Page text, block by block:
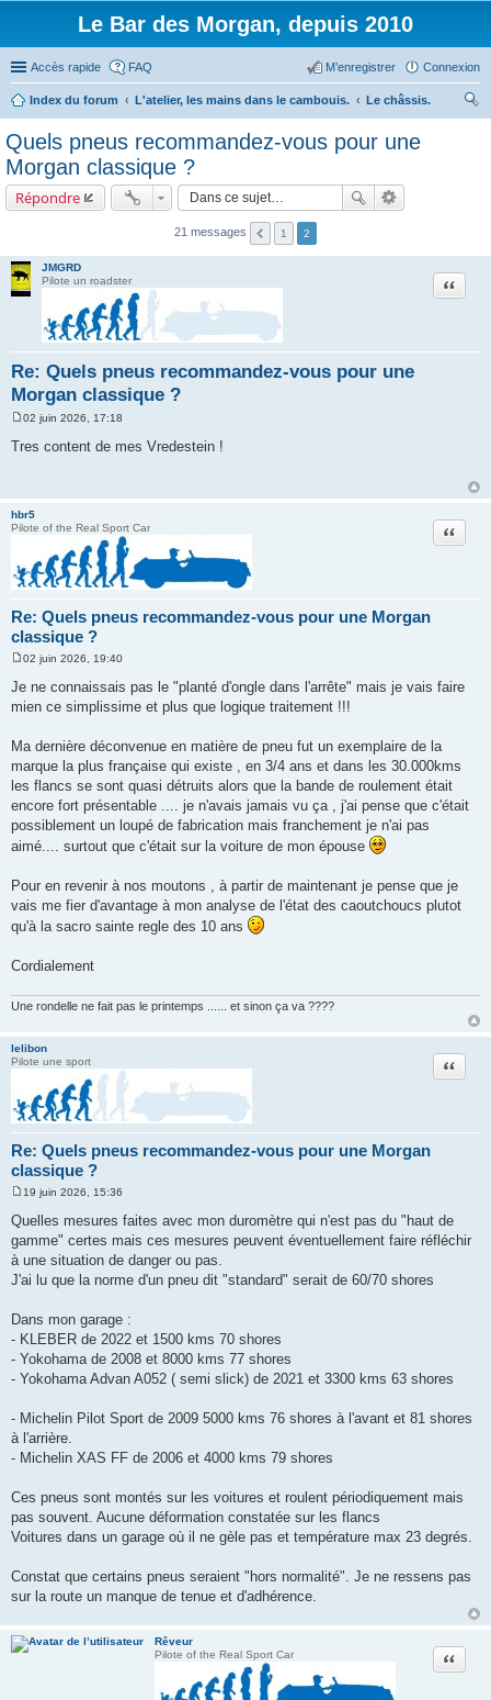
Le Bar des Morgan, depuis 2010
Accès rapide FAQ Connexion
M’enregistrer
Index du forum L'atelier, les mains dans le cambouis.
Le châssis.
Quels pneus recommandez-vous pour une
Morgan classique ?
Répondre
21 messages 1 2
JMGRD
Pilote un roadster
Re: Quels pneus recommandez-vous pour une
Morgan classique ?
Citation
s
02 juin 2026, 17:18
Tres content de mes Vredestein !
hbr5
Pilote of the Real Sport Car
Re: Quels pneus recommandez-vous pour une Morgan
classique ?
Citation
s
s
e
02 juin 2026, 19:40
Je ne connaissais pas le "planté d'ongle dans l'arrête" mais je vais faire
mien ce simplissime et plus que logique traitement !!!
Ma dernière déconvenue en matière de pneu fut un exemplaire de la
marque la plus française qui existe , en 3/4 ans et dans les 30.000kms
les flancs se sont quasi détruits alors que la bande de roulement était
encore fort présentable .... je n'avais jamais vu ça , j'ai pense que c'était
possiblement un loupé de fabrication mais franchement je n'ai pas
aimé.... surtout que c'était sur la voiture de mon épouse
Pour en revenir à nos moutons , à partir de maintenant je pense que je
vais me fier d'avantage à mon analyse de l'état des caoutchoucs plutot
qu'à la sacro sainte regle des 10 ans
Cordialement
Une rondelle ne fait pas le printemps ...... et sinon ça va ????
lelibon
Pilote une sport
Re: Quels pneus recommandez-vous pour une Morgan
classique ?
Citation
s
s
g
e
19 juin 2026, 15:36
Quelles mesures faites avec mon duromètre qui n'est pas du "haut de
gamme" certes mais ces mesures peuvent éventuellement faire réfléchir
à une situation de danger ou pas.
J'ai lu que la norme d'un pneu dit "standard" serait de 60/70 shores
Dans mon garage :
- KLEBER de 2022 et 1500 kms 70 shores
- Yokohama de 2008 et 8000 kms 77 shores
- Yokohama Advan A052 ( semi slick) de 2021 et 3300 kms 63 shores
- Michelin Pilot Sport de 2009 5000 kms 76 shores à l'avant et 81 shores
à l'arrière.
- Michelin XAS FF de 2006 et 4000 kms 79 shores
Ces pneus sont montés sur les voitures et roulent périodiquement mais
pas souvent. Aucune déformation constatée sur les flancs
Voitures dans un garage où il ne gèle pas et température max 23 degrés.
Constat que certains pneus seraient "hors normalité". Je ne ressens pas
sur la route un manque de tenue et d'adhérence.
Rêveur
Pilote of the Real Sport Car
Citation